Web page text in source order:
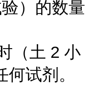
）的数量
（土 2 小
试剂。